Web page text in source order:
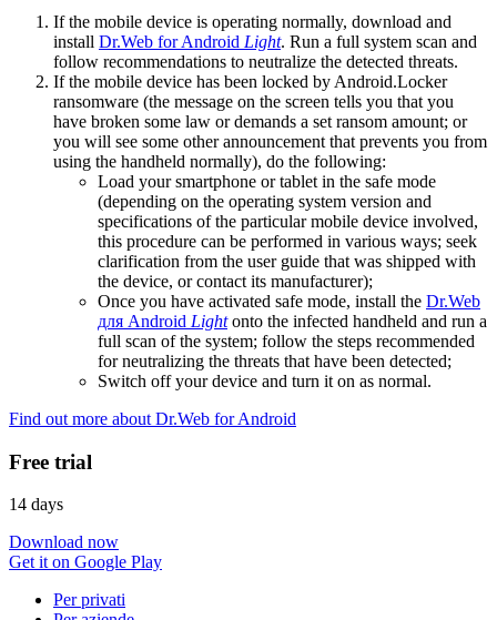
If the mobile device is operating normally, download and
install Dr.Web for Android Light. Run a full system scan and
follow recommendations to neutralize the detected threats.
If the mobile device has been locked by Android.Locker
ransomware (the message on the screen tells you that you
have broken some law or demands a set ransom amount; or
you will see some other announcement that prevents you from
using the handheld normally), do the following:
Load your smartphone or tablet in the safe mode
(depending on the operating system version and
specifications of the particular mobile device involved,
this procedure can be performed in various ways; seek
clarification from the user guide that was shipped with
the device, or contact its manufacturer);
Once you have activated safe mode, install the Dr.Web
для Android Lightonto the infected handheld and run a
full scan of the system; follow the steps recommended
for neutralizing the threats that have been detected;
Switch off your device and turn it on as normal.
Find out more about Dr.Web for Android
Free trial
14 days
Download now
Get it on Google Play
Per privati